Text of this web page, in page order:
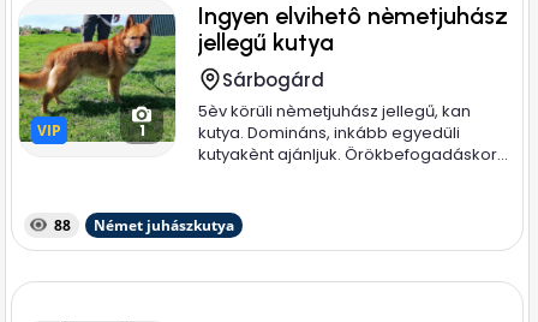
VIP
VIP 1
Ingyen elvihetô nèmetjuhász
jellegű kutya
Sárbogárd
5èv körüli nèmetjuhász jellegű, kan
kutya. Domináns, inkább egyedüli
kutyakènt ajánljuk. Örökbefogadáskor...
88 Német juhászkutya